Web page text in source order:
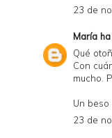
23 de
María
Qué
Con
mucho.
Un beso
23 de